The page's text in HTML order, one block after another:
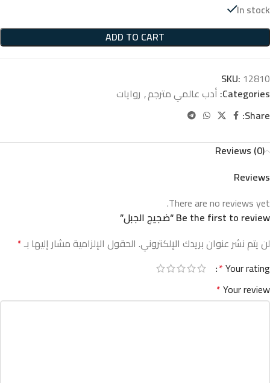
In stock
ADD TO CART
SKU: 12810
Categories: أدب عالمي مترجم, روايات
Share:
Reviews (0)
Reviews
There are no reviews yet.
Be the first to review “ضجيج الجبل”
لن يتم نشر عنوان بريدك الإلكتروني. الحقول الإلزامية مشار إليها بـ*
Your rating
*
Your review
*